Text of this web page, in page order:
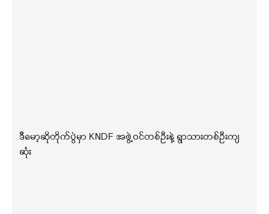
ဒီမော့ဆိုတိုက်ပွဲမှာ KNDF အဖွဲ့ဝင်တစ်ဦးနဲ့ ရွာသားတစ်ဦးကျ
ဆုံး